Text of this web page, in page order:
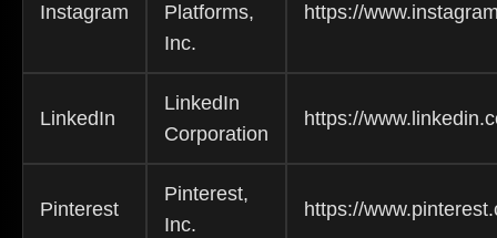
Instagram
Platforms,
Inc.
https://
LinkedIn
LinkedIn
Corporation
https://
Pinterest
Pinterest,
Inc.
https://